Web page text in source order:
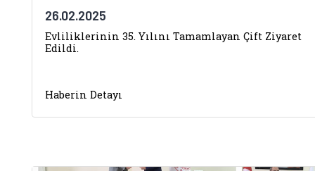
26.02.2025
Evliliklerinin 35. Yılını Tamamlayan Çift Ziyaret
Edildi.
Haberin Detayı